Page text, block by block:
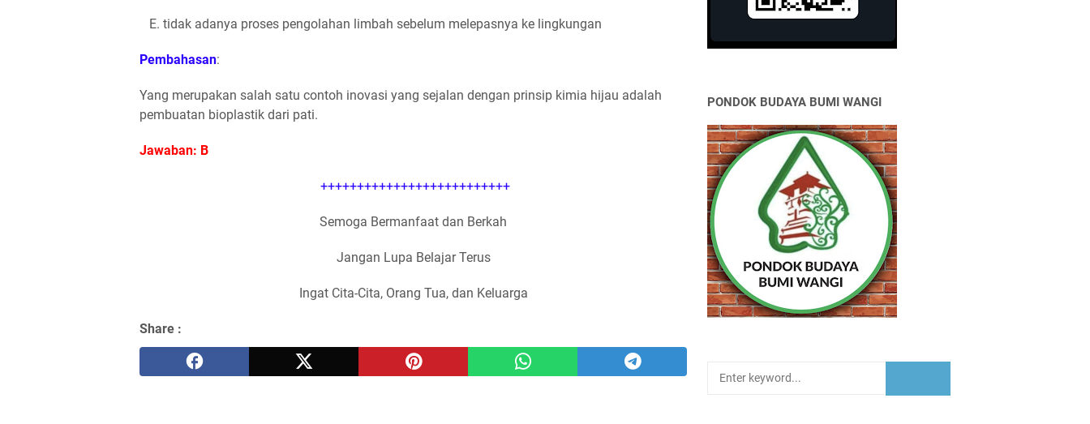
E. tidak adanya proses pengolahan limbah sebelum melepasnya ke lingkungan
Pembahasan:
Yang merupakan salah satu contoh inovasi yang sejalan dengan prinsip kimia hijau adalah
pembuatan bioplastik dari pati.
Jawaban: B
++++++++++++++++++++++++++
Semoga Bermanfaat dan Berkah
Jangan Lupa Belajar Terus
Ingat Cita-Cita, Orang Tua, dan Keluarga
Share :
PONDOK BUDAYA BUMI WANGI